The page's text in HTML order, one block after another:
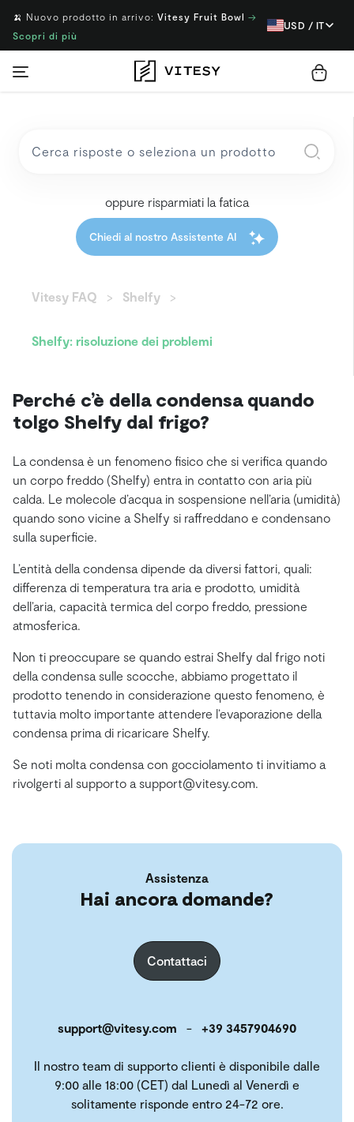
🍌 Nuovo prodotto in arrivo: Vitesy Fruit Bowl →
Scopri di più
USD / IT
oppure risparmiati la fatica
Chiedi al nostro Assistente AI
Vitesy FAQ Shelfy
Shelfy: risoluzione dei problemi
Perché c’è della condensa quando
tolgo Shelfy dal frigo?
La condensa è un fenomeno fisico che si verifica quando
un corpo freddo (Shelfy) entra in contatto con aria più
calda. Le molecole d’acqua in sospensione nell’aria (umidità)
quando sono vicine a Shelfy si raffreddano e condensano
sulla superficie.
L’entità della condensa dipende da diversi fattori, quali:
differenza di temperatura tra aria e prodotto, umidità
dell’aria, capacità termica del corpo freddo, pressione
atmosferica.
Non ti preoccupare se quando estrai Shelfy dal frigo noti
della condensa sulle scocche, abbiamo progettato il
prodotto tenendo in considerazione questo fenomeno, è
tuttavia molto importante attendere l’evaporazione della
condensa prima di ricaricare Shelfy.
Se noti molta condensa con gocciolamento ti invitiamo a
rivolgerti al supporto a support@vitesy.com.
Assistenza
Hai ancora domande?
Contattaci
support@vitesy.com - +39 3457904690
Il nostro team di supporto clienti è disponibile dalle
9:00 alle 18:00 (CET) dal Lunedì al Venerdì e
solitamente risponde entro 24-72 ore.